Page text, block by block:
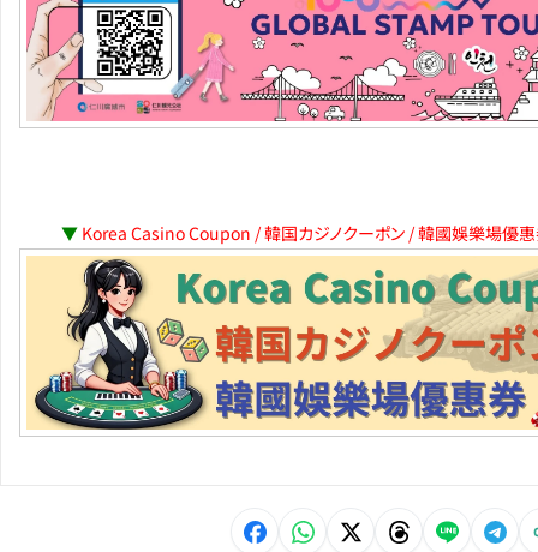
▼ Korea Casino Coupon / 韓国カジノクーポン / 韓國娛樂場優